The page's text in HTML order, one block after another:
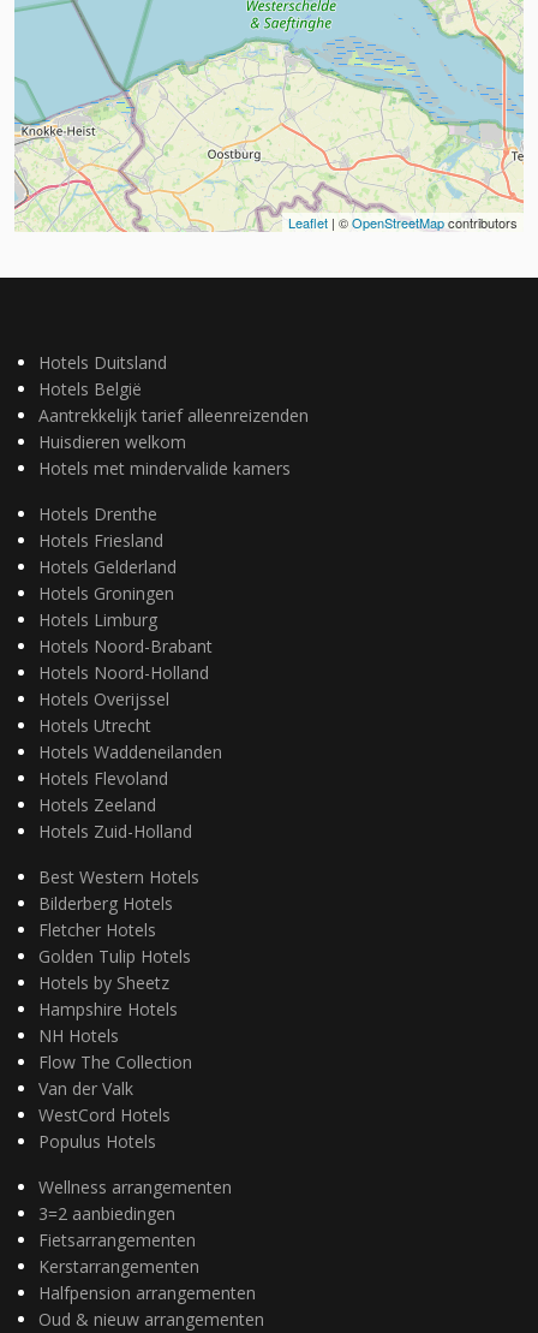
Leaflet | ©OpenStreetMapcontributors
Hotels Duitsland
Hotels België
Aantrekkelijk tarief alleenreizenden
Huisdieren welkom
Hotels met mindervalide kamers
Hotels Drenthe
Hotels Friesland
Hotels Gelderland
Hotels Groningen
Hotels Limburg
Hotels Noord-Brabant
Hotels Noord-Holland
Hotels Overijssel
Hotels Utrecht
Hotels Waddeneilanden
Hotels Flevoland
Hotels Zeeland
Hotels Zuid-Holland
Best Western Hotels
Bilderberg Hotels
Fletcher Hotels
Golden Tulip Hotels
Hotels by Sheetz
Hampshire Hotels
NH Hotels
Flow The Collection
Van der Valk
WestCord Hotels
Populus Hotels
Wellness arrangementen
3=2 aanbiedingen
Fietsarrangementen
Kerstarrangementen
Halfpension arrangementen
Oud & nieuw arrangementen